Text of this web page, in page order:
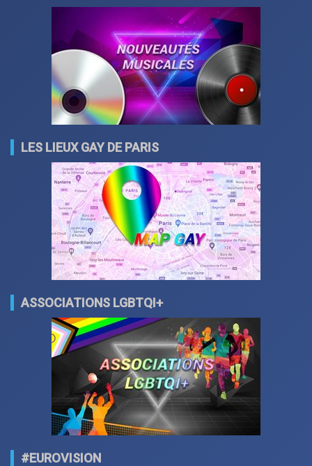
LES LIEUX GAY DE PARIS
ASSOCIATIONS LGBTQI+
#EUROVISION